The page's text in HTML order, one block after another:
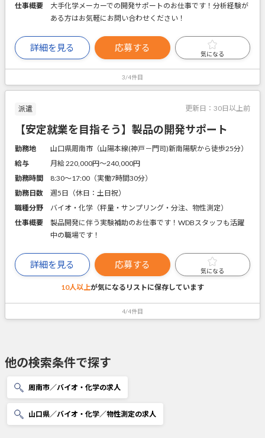
仕事概要
大手化学メーカーでの開発サポートのお仕事です！分析経験が
ある方はお気軽にお問い合わせください！
詳細を見る 応募する
気になる
3/4件目
派遣 更新日： 30日以上前
【安定就業を目指そう】製品の開発サポート
勤務地
山口県周南市（山陽本線(神戸－門司)新南陽駅から徒歩25分）
給与
月給 220,000円〜240,000円
勤務時間
8:30～17:00（実働7時間30分）
勤務日数
週5日（休日：土日祝）
職種分野
バイオ・化学（秤量・サンプリング・分注、物性測定）
仕事概要
製品開発に伴う実験補助のお仕事です！WDBスタッフも活躍
中の職場です！
詳細を見る 応募する
気になる
10人以上が気になるリストに保存しています
4/4件目
他の検索条件で探す
周南市／バイオ・化学の求人
山口県／バイオ・化学／物性測定の求人